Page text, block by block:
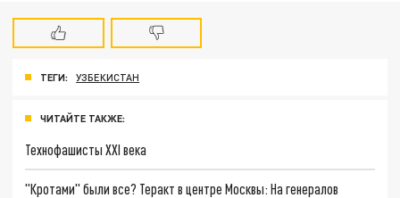
ТЕГИ: УЗБЕКИСТАН
ЧИТАЙТЕ ТАКЖЕ:
Технофашисты XXI века
"Кротами" были все? Теракт в центре Москвы: На генералов